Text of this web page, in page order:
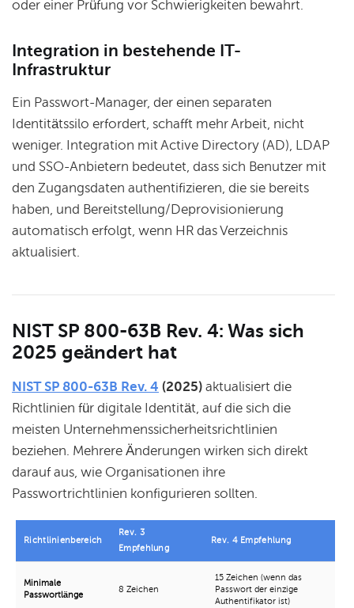
oder einer Prüfung vor Schwierigkeiten bewahrt.
Integration in bestehende IT-
Infrastruktur
Ein Passwort-Manager, der einen separaten
Identitätssilo erfordert, schafft mehr Arbeit, nicht
weniger. Integration mit Active Directory (AD), LDAP
und SSO-Anbietern bedeutet, dass sich Benutzer mit
den Zugangsdaten authentifizieren, die sie bereits
haben, und Bereitstellung/Deprovisionierung
automatisch erfolgt, wenn HR das Verzeichnis
aktualisiert.
NIST SP 800-63B Rev. 4: Was sich
2025 geändert hat
NIST SP 800-63B Rev. 4 (2025) aktualisiert die
Richtlinien für digitale Identität, auf die sich die
meisten Unternehmenssicherheitsrichtlinien
beziehen. Mehrere Änderungen wirken sich direkt
darauf aus, wie Organisationen ihre
Passwortrichtlinien konfigurieren sollten.
Richtlinienbereich
Rev. 3
Empfehlung
Rev. 4 Empfehlung
Minimale
Passwortlänge
8 Zeichen
15 Zeichen (wenn das
Passwort der einzige
Authentifikator ist)